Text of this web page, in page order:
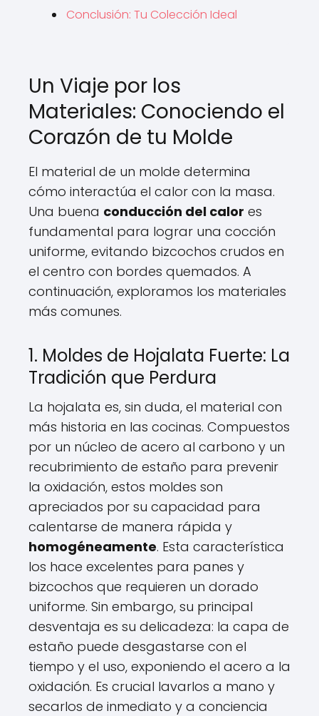
Conclusión: Tu Colección Ideal
Un Viaje por los
Materiales: Conociendo el
Corazón de tu Molde
El material de un molde determina
cómo interactúa el calor con la masa.
Una buena conducción del calor es
fundamental para lograr una cocción
uniforme, evitando bizcochos crudos en
el centro con bordes quemados. A
continuación, exploramos los materiales
más comunes.
1. Moldes de Hojalata Fuerte: La
Tradición que Perdura
La hojalata es, sin duda, el material con
más historia en las cocinas. Compuestos
por un núcleo de acero al carbono y un
recubrimiento de estaño para prevenir
la oxidación, estos moldes son
apreciados por su capacidad para
calentarse de manera rápida y
homogéneamente. Esta característica
los hace excelentes para panes y
bizcochos que requieren un dorado
uniforme. Sin embargo, su principal
desventaja es su delicadeza: la capa de
estaño puede desgastarse con el
tiempo y el uso, exponiendo el acero a la
oxidación. Es crucial lavarlos a mano y
secarlos de inmediato y a conciencia